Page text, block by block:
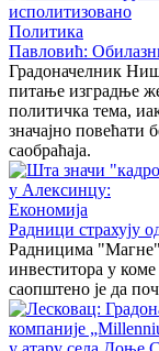
Политика
Павловић:
Градоначелник
питање изградње
политичка тема,
значајно повећати
саобраћаја.
Економија
Радници страхују
Радницима "Магне"
инвеститора у
саопштено је да